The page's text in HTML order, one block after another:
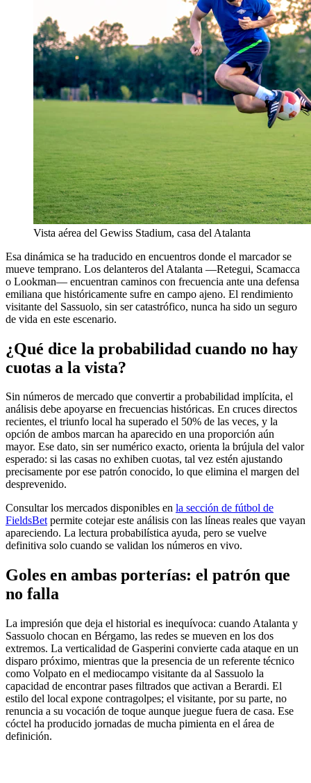
Vista aérea del Gewiss Stadium, casa del Atalanta
Esa dinámica se ha traducido en encuentros donde el marcador se
mueve temprano. Los delanteros del Atalanta —Retegui, Scamacca
o Lookman— encuentran caminos con frecuencia ante una defensa
emiliana que históricamente sufre en campo ajeno. El rendimiento
visitante del Sassuolo, sin ser catastrófico, nunca ha sido un seguro
de vida en este escenario.
¿Qué dice la probabilidad cuando no hay
cuotas a la vista?
Sin números de mercado que convertir a probabilidad implícita, el
análisis debe apoyarse en frecuencias históricas. En cruces directos
recientes, el triunfo local ha superado el 50% de las veces, y la
opción de ambos marcan ha aparecido en una proporción aún
mayor. Ese dato, sin ser numérico exacto, orienta la brújula del valor
esperado: si las casas no exhiben cuotas, tal vez estén ajustando
precisamente por ese patrón conocido, lo que elimina el margen del
desprevenido.
Consultar los mercados disponibles en la sección de fútbol de
FieldsBetpermite cotejar este análisis con las líneas reales que vayan
apareciendo. La lectura probabilística ayuda, pero se vuelve
definitiva solo cuando se validan los números en vivo.
Goles en ambas porterías: el patrón que
no falla
La impresión que deja el historial es inequívoca: cuando Atalanta y
Sassuolo chocan en Bérgamo, las redes se mueven en los dos
extremos. La verticalidad de Gasperini convierte cada ataque en un
disparo próximo, mientras que la presencia de un referente técnico
como Volpato en el mediocampo visitante da al Sassuolo la
capacidad de encontrar pases filtrados que activan a Berardi. El
estilo del local expone contragolpes; el visitante, por su parte, no
renuncia a su vocación de toque aunque juegue fuera de casa. Ese
cóctel ha producido jornadas de mucha pimienta en el área de
definición.